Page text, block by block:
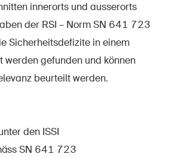
innerorts und ausserorts
der RSI – Norm SN 641 723
Sicherheitsdefizite in einem
werden gefunden und können
beurteilt werden.
den ISSI
SN 641 723